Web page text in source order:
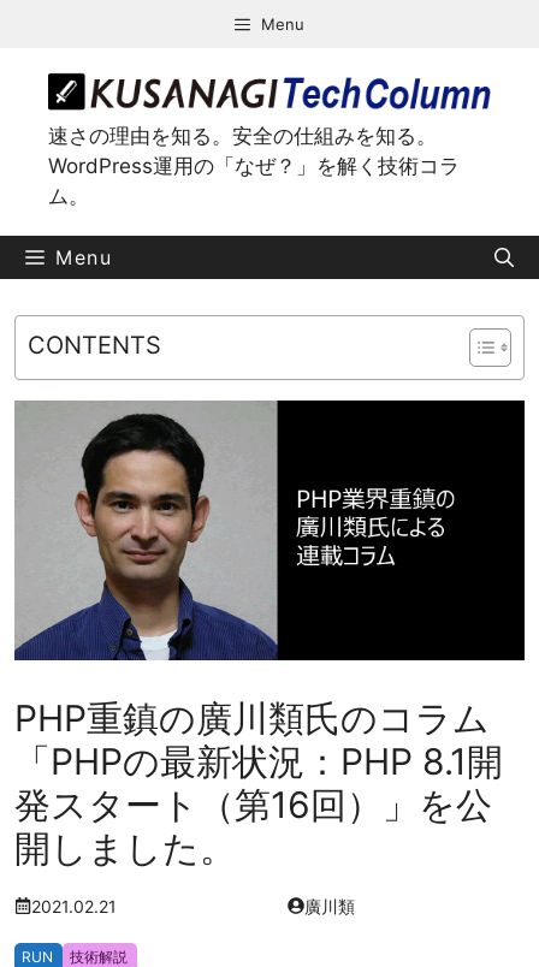
プ
Menu
速さの理由を知る。安全の仕組みを知る。
WordPress運用の「なぜ？」を解く技術コラ
ム。
Menu
CONTENTS
PHP重鎮の廣川類氏のコラム
「PHPの最新状況：PHP 8.1開
発スタート（第16回）」を公
開しました。
2021.02.21 廣川類
RUN 技術解説